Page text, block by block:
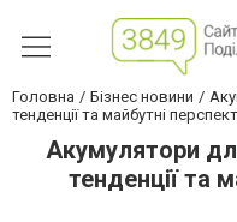
Головна Бізнес новини
тенденції та майбутні
Акумулятори
тенденції та